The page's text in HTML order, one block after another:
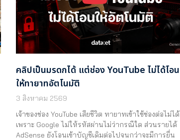
คลิปเป็นมรดกได้ แต่ช่อง YouTube ไม่ได้โอน
ให้ทายาทอัตโนมัติ
3 สิงหาคม 2569
เจ้าของช่อง YouTube เสียชีวิต ทายาทเข้าใช้ช่องต่อไม่ได้
เพราะ Google ไม่ให้รหัสผ่านไม่ว่ากรณีใด ส่วนรายได้
AdSense ยังโอนเข้าบัญชีเดิมต่อไปจนกว่าจะมีการยื่น